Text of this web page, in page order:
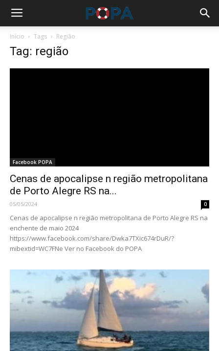
Início Tags Região
Tag: região
Facebook POPA
Cenas de apocalipse n região metropolitana
de Porto Alegre RS na...
05/05/2024 0
Cenas de apocalipse n região metropolitana de Porto Alegre RS na
enchente de maio 2024
https://www.facebook.com/share/Dwka7TXic674rDuR/?
mibextid=WC7FNe Ver no Facebook do POPA